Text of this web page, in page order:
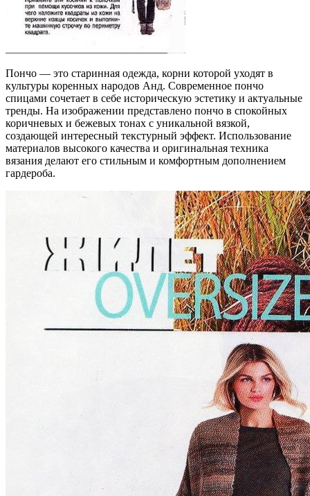
Пончо — это старинная одежда, корни которой уходят в
культуры коренных народов Анд. Современное пончо
спицами сочетает в себе историческую эстетику и актуальные
тренды. На изображении представлено пончо в спокойных
коричневых и бежевых тонах с уникальной вязкой,
создающей интересный текстурный эффект. Использование
материалов высокого качества и оригинальная техника
вязания делают его стильным и комфортным дополнением
гардероба.